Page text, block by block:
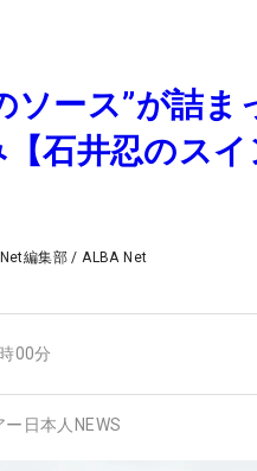
ソース”が詰ま
石井忍のスイ
編集部 /ALBA Net
00分
ー日本人NEWS